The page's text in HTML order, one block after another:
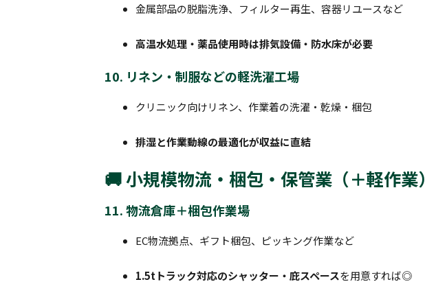
金属部品の脱脂洗浄、フィルター再生、容器リユースなど
高温水処理・薬品使用時は排気設備・防水床が必要
10. リネン・制服などの軽洗濯工場
クリニック向けリネン、作業着の洗濯・乾燥・梱包
排湿と作業動線の最適化が収益に直結
🚚 小規模物流・梱包・保管業（＋軽作業）
11. 物流倉庫＋梱包作業場
EC物流拠点、ギフト梱包、ピッキング作業など
1.5tトラック対応のシャッター・庇スペースを用意すれば◎